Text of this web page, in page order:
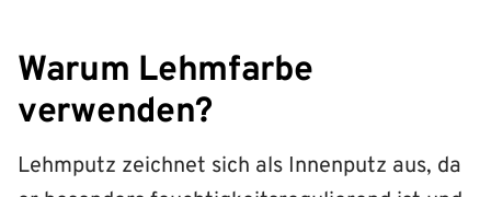
Warum Lehmfarbe
verwenden?
Lehmputz zeichnet sich als Innenputz aus, da